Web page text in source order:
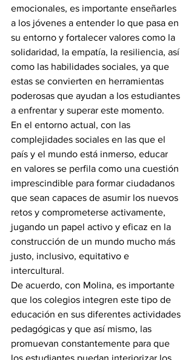
emocionales, es importante enseñarles
a los jóvenes a entender lo que pasa en
su entorno y fortalecer valores como la
solidaridad, la empatía, la resiliencia, así
como las habilidades sociales, ya que
estas se convierten en herramientas
poderosas que ayudan a los estudiantes
a enfrentar y superar este momento.
En el entorno actual, con las
complejidades sociales en las que el
país y el mundo está inmerso, educar
en valores se perfila como una cuestión
imprescindible para formar ciudadanos
que sean capaces de asumir los nuevos
retos y comprometerse activamente,
jugando un papel activo y eficaz en la
construcción de un mundo mucho más
justo, inclusivo, equitativo e
intercultural.
De acuerdo, con Molina, es importante
que los colegios integren este tipo de
educación en sus diferentes actividades
pedagógicas y que así mismo, las
promuevan constantemente para que
los estudiantes puedan interiorizar los